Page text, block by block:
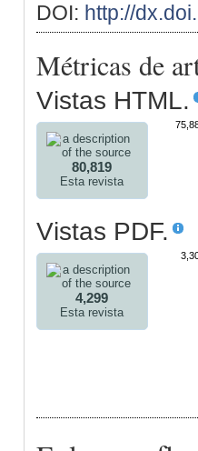
DOI: http://
Métricas de
Vistas HTML.
80,819
Esta revista
Vistas PDF.
4,299
Esta revista